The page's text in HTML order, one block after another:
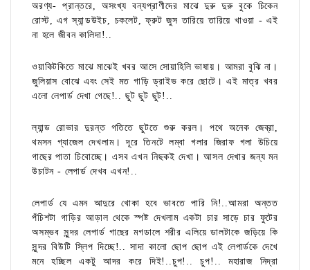
অরণ্য- প্রান্তরে, অসংখ্য বন্যপ্রাণীদের মাঝে দুরু দুরু বুকে চিকেন
রোস্ট, এগ স্যান্ডউইচ, চকলেট, ফ্রুট জুস তারিয়ে তারিয়ে খাওয়া - এই
না হলে জীবন কালিদা!..
ওয়াকিটকিতে মাঝে মাঝেই খবর আসে সোয়াহিলি ভাষায়। আমরা বুঝি না।
জুলিয়াস বোঝে এবং সেই মত গাড়ি ড্রাইভ করে ছোটে। এই মাত্র খবর
এলো লেপার্ড দেখা গেছে!.. ছুট ছুট ছুট!..
ল্যান্ড রোভার দুরন্ত গতিতে ছুটতে শুরু করল। পথে অনেক জেব্রা,
থমসন গ্যাজেল দেখলাম। দূরে তিনটে লম্বা গলার জিরাফ গলা উচিয়ে
গাছের পাতা চিবোচ্ছে। এসব এখন নিছকই দেখা। আসল দেখার জন্য মন
উচাটন - লেপার্ড দেখব এখন!..
লেপার্ড যে এমন আদুরে খোকা হবে ভাবতে পারি নি!..আমরা অন্তত
পঁচিশটা গাড়ির আড়াল থেকে স্পষ্ট দেখলাম একটা চার সাড়ে চার ফুটের
অসম্ভব সুন্দর লেপার্ড গাছের মগডালে শরীর এলিয়ে ডালটাকে জড়িয়ে কি
সুন্দর বিউটি স্লিপ দিচ্ছে!.. সাদা কালো ছোপ ছোপ এই লেপার্ডকে দেখে
মনে হচ্ছিল একটু আদর করে দিই!..চুপ!.. চুপ!.. মহারাজ নিদ্রা